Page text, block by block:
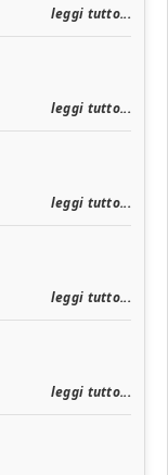
leggi tutto...
leggi tutto...
leggi tutto...
leggi tutto...
leggi tutto...